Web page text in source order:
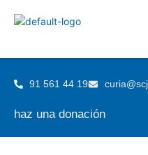
91 561 44 19
haz una donación